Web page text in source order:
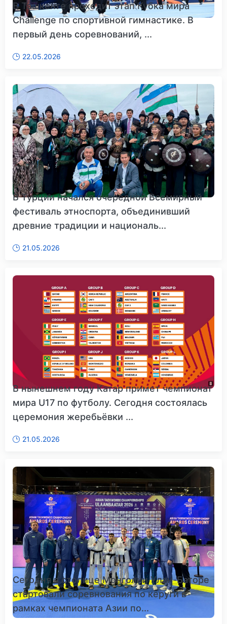
В Ташкенте проходит этап Кубка мира
Challenge по спортивной гимнастике. В
первый день соревнований, ...
22.05.2026
В Турции начался очередной Всемирный
фестиваль этноспорта, объединивший
древние традиции и националь...
21.05.2026
В нынешнем году Катар примет чемпионат
мира U17 по футболу. Сегодня состоялась
церемония жеребьёвки ...
21.05.2026
Сегодня в столице Монголии Улан-Баторе
стартовали соревнования по кёруги в
рамках чемпионата Азии по...